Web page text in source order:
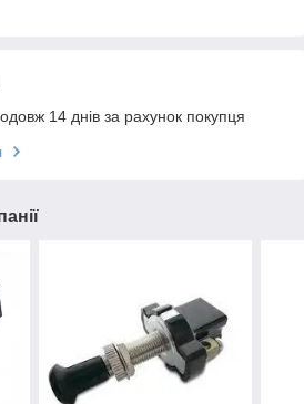
14 днів за рахунок покупця